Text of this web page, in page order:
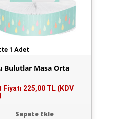
1 Adet
Bulutlar Masa Orta
Fiyatı 225,00 TL (KDV
Sepete Ekle